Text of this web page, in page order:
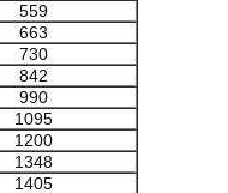
559
663
730
842
990
1095
1200
1348
1405